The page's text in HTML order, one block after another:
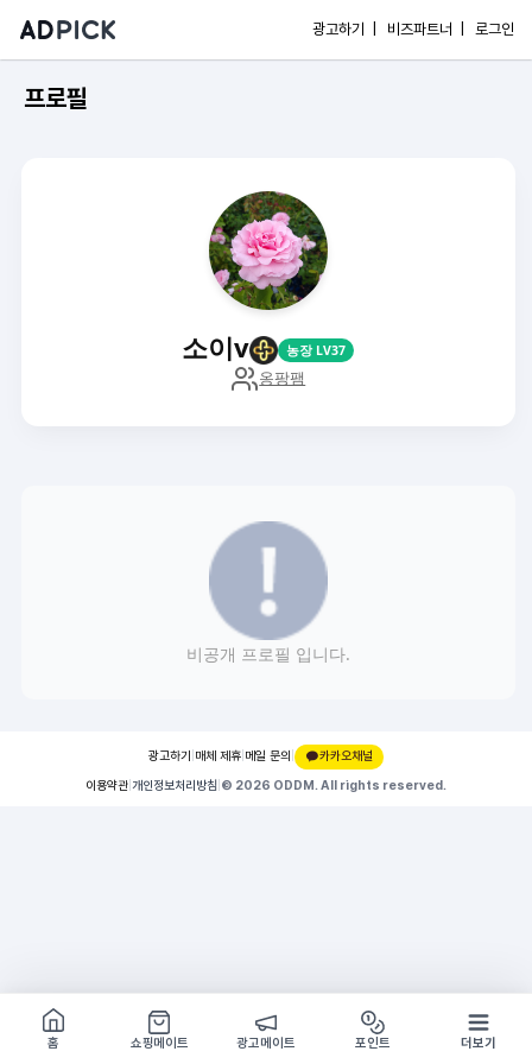
광고하기 | 비즈파트너 | 로그인
프로필
소이v 농장 LV37
옹팡팸
비공개 프로필 입니다.
광고하기 매체 제휴 메일 문의 |
카카오채널
이용약관 개인정보처리방침 © 2026 ODDM. All rights reserved.
쇼핑몰 구경하기
방문시 1G
홈
쇼핑메이트 광고메이트 포인트 더보기